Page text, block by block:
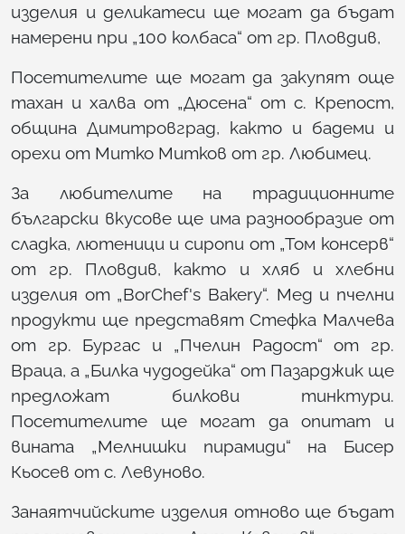
изделия и деликатеси ще могат да бъдат
намерени при „100 колбаса“ от гр. Пловдив,
Посетителите ще могат да закупят още
тахан и халва от „Дюсена“ от с. Крепост,
община Димитровград, както и бадеми и
орехи от Митко Митков от гр. Любимец.
За любителите на традиционните
български вкусове ще има разнообразие от
сладка, лютеници и сиропи от „Том консерв“
от гр. Пловдив, както и хляб и хлебни
изделия от „BorChef's Bakery“. Мед и пчелни
продукти ще представят Стефка Малчева
от гр. Бургас и „Пчелин Радост“ от гр.
Враца, а „Билка чудодейка“ от Пазарджик ще
предложат билкови тинктури.
Посетителите ще могат да опитат и
вината „Мелнишки пирамиди“ на Бисер
Кьосев от с. Левуново.
Занаятчийските изделия отново ще бъдат